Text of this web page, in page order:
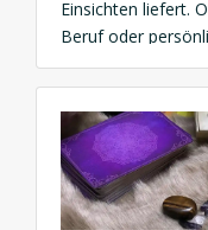
Einsichten liefert.
Beruf oder
diese Praxis hilft
Online Frage
Führung jederzeit